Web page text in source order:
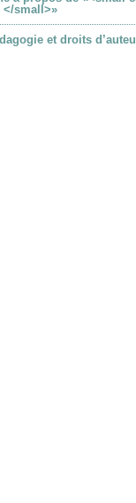
small>»
et droits